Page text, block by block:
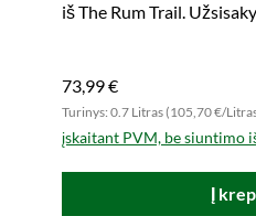
iš The Rum Trail.
73,99 €
Turinys: 0.7 Litras (105,70 €/
įskaitant PVM, be siuntimo
Į